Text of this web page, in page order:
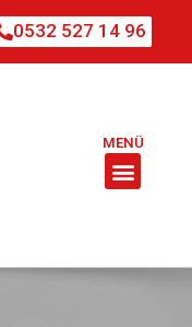
0532 527 14 96
MENÜ